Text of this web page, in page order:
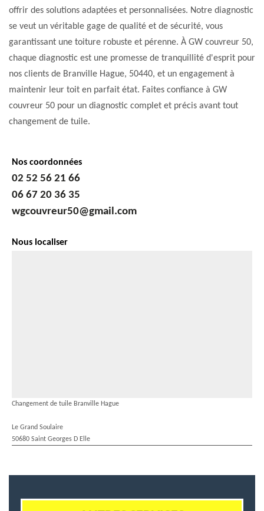
offrir des solutions adaptées et personnalisées. Notre diagnostic
se veut un véritable gage de qualité et de sécurité, vous
garantissant une toiture robuste et pérenne. À GW couvreur 50,
chaque diagnostic est une promesse de tranquillité d'esprit pour
nos clients de Branville Hague, 50440, et un engagement à
maintenir leur toit en parfait état. Faites confiance à GW
couvreur 50 pour un diagnostic complet et précis avant tout
changement de tuile.
Nos coordonnées
02 52 56 21 66
06 67 20 36 35
wgcouvreur50@gmail.com
Nous localiser
Changement de tuile Branville Hague
Le Grand Soulaire
50680 Saint Georges D Elle